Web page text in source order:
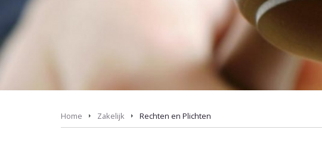
Home Zakelijk Rechten en Plichten